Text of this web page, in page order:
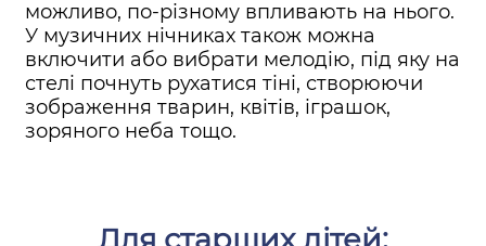
можливо, по-різному впливають на нього.
У музичних нічниках також можна
включити або вибрати мелодію, під яку на
стелі почнуть рухатися тіні, створюючи
зображення тварин, квітів, іграшок,
зоряного неба тощо.